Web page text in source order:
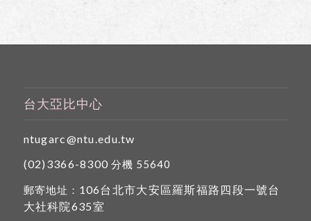
台大亞比中心
ntugarc@ntu.edu.tw
(02)3366-8300 分機 55640
郵寄地址： 106台北市大安區羅斯福路四段一號台
大社科院635室